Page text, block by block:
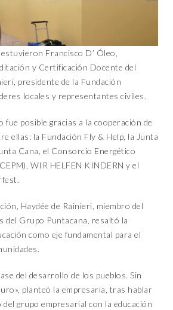
Francisco D’ Óleo,
y Certificación Docente del
presidente de la Fundación
locales y representantes civiles.
fue posible gracias a la cooperación de
ellas: la Fundación Fly & Help, la Junta
Cana, el Consorcio Energético
WIR HELFEN KINDERN y el
Haydée de Rainieri, miembro del
del Grupo Puntacana, resaltó la
como eje fundamental para el
del desarrollo de los pueblos. Sin
planteó la empresaria, tras hablar
grupo empresarial con la educación